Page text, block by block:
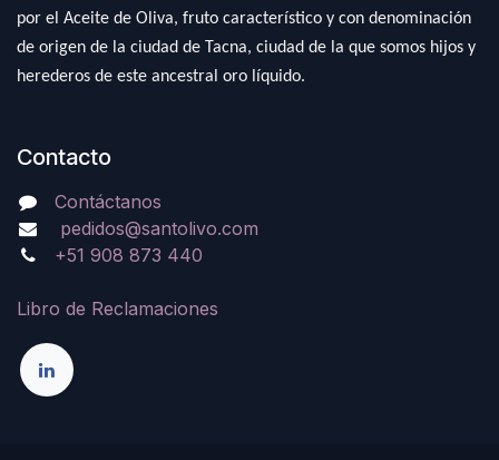
por el Aceite de Oliva, fruto característico y con denominación
de origen de la ciudad de Tacna, ciudad de la que somos hijos y
herederos de este ancestral oro líquido.
Contacto
Contáctanos
pedidos@santolivo.com
+51 908 873 440
Libro de Reclamaciones